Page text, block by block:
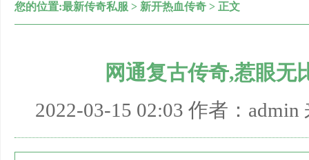
您的位置:最新传奇私服 > 新开热血传奇 > 正文
网通复古传奇,惹眼无
2022-03-15 02:03 作者：admin